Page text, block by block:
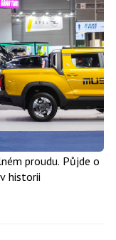
proudu. Půjde o
historii